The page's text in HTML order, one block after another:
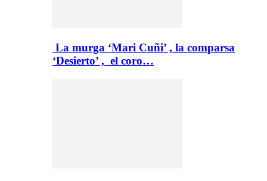
La murga ‘Mari Cuñi’ , la comparsa
‘Desierto’ , el coro…